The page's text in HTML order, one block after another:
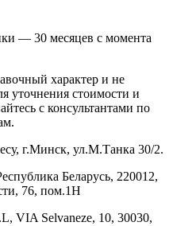
— 30 месяцев с момента
характер и не
уточнения стоимости и
с консультантами по
г.Минск, ул.М.Танка 30/2.
Беларусь, 220012,
76, пом.1Н
VIA Selvaneze, 10, 30030,